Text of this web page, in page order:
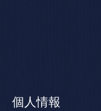
個人情報